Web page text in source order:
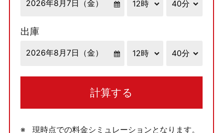
出庫
計算する
現時点での料金シミュレーションとなります。